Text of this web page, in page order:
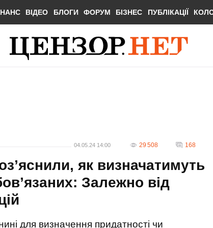
ВІДЕО БЛОГИ ФОРУМ БІЗНЕС ПУБЛІКАЦІЇ
04.05.24 14:00 29 508 168
як визначатимуть
Залежно від
для визначення придатності чи